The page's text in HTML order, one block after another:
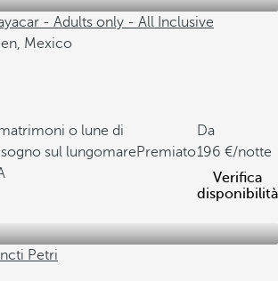
- Adults only - All Inclusive
Mexico
o lune di
sul lungomarePremiato
Da
196
/notte
Verifica
disponibilità
Petri